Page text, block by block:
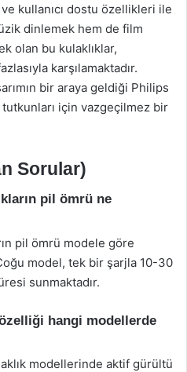
kullanıcı dostu özellikleri ile
dinlemek hem de film
olan bu kulaklıklar,
karşılamaktadır.
bir araya geldiği Philips
için vazgeçilmez bir
Sorular)
pil ömrü ne
pil ömrü modele göre
model, tek bir şarjla 10-30
sunmaktadır.
hangi modellerde
modellerinde aktif gürültü